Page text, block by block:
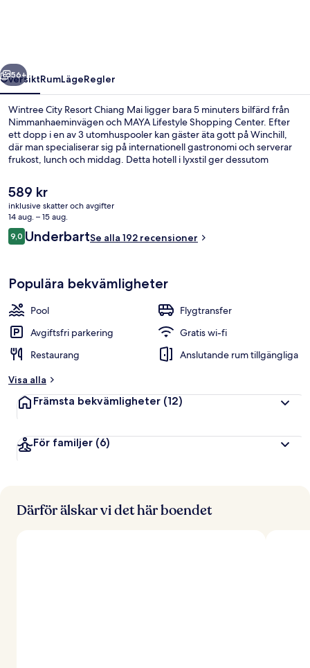
Nästa
56+
ÖversiktRumLägeRegler
Wintree City Resort Chiang Mai ligger bara 5 minuters bilfärd från
Nimmanhaeminvägen och MAYA Lifestyle Shopping Center. Efter
ett dopp i en av 3 utomhuspooler kan gäster äta gott på Winchill,
där man specialiserar sig på internationell gastronomi och serverar
frukost, lunch och middag. Detta hotell i lyxstil ger dessutom
Det
nuvarande
priset
är
589 kr
589 kr
inklusive skatter och avgifter
14 aug. – 15 aug.
Recensioner
9,09,0 av 10,
UnderbartSe alla 192 recensioner
Populära bekvämligheter
Pool
Flygtransfer
Avgiftsfri parkering
Gratis wi-fi
Restaurang
Anslutande rum tillgängliga
Visa alla
Främsta bekvämligheter (12)
För familjer (6)
Därför älskar vi det här boendet